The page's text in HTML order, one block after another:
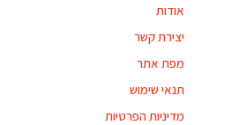
אודות
יצירת קשר
מפת אתר
תנאי שימוש
מדיניות הפרטיות